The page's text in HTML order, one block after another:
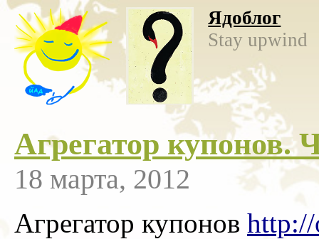
Ядоблог
Stay upwind
Агрегатор купонов.
18 марта, 2012
Агрегатор купонов